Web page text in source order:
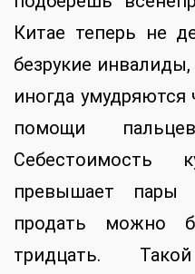
Китае теперь не
безрукие
иногда умудряются
помощи
Себестоимость
превышает пары
продать можно
тридцать.